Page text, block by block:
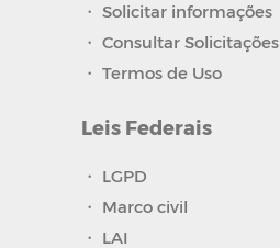
・ Solicitar informações
・ Consultar Solicitações
・ Termos de Uso
Leis Federais
・ LGPD
・ Marco civil
・ LAI